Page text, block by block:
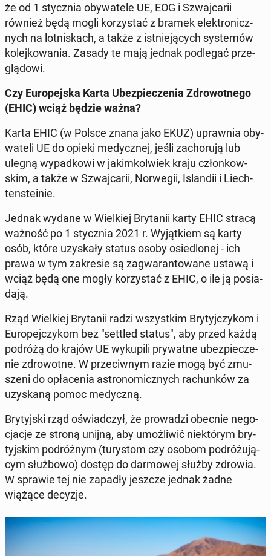
że od 1 stycz­nia oby­wa­te­le UE, EOG i Szwaj­ca­rii
również będą mogli ko­rzy­stać z bramek elek­tro­nicz­
nych na lot­ni­skach, a także z ist­nie­ją­cych sys­te­mów
ko­lej­ko­wa­nia. Zasady te mają jednak pod­le­gać prze­
glą­do­wi.
Czy Eu­ro­pej­ska Karta Ubez­pie­cze­nia Zdro­wot­ne­go
(EHIC) wciąż będzie ważna?
Karta EHIC (w Polsce znana jako EKUZ) upraw­nia oby­
wa­te­li UE do opieki me­dycz­nej, jeśli za­cho­ru­ją lub
ulegną wy­pad­ko­wi w ja­kim­kol­wiek kraju człon­kow­
skim, a także w Szwaj­ca­rii, Nor­we­gii, Is­lan­dii i Liech­
ten­ste­inie.
Jednak wydane w Wiel­kiej Bry­ta­nii karty EHIC stracą
ważność po 1 stycz­nia 2021 r. Wy­jąt­kiem są karty
osób, które uzy­ska­ły status osoby osie­dlo­nej - ich
prawa w tym za­kre­sie są za­gwa­ran­to­wa­ne ustawą i
wciąż będą one mogły ko­rzy­stać z EHIC, o ile ją po­sia­
da­ją.
Rząd Wiel­kiej Bry­ta­nii radzi wszyst­kim Bry­tyj­czy­kom i
Eu­ro­pej­czy­kom bez "settled status", aby przed każdą
podróżą do krajów UE wy­ku­pi­li pry­wat­ne ubez­pie­cze­
nie zdro­wot­ne. W prze­ciw­nym razie mogą być zmu­
sze­ni do opła­ce­nia astro­no­micz­nych ra­chun­ków za
uzy­ska­ną pomoc me­dycz­ną.
Bry­tyj­ski rząd oświad­czył, że pro­wa­dzi obecnie ne­go­
cja­cje ze stroną unijną, aby umoż­li­wić nie­któ­rym bry­
tyj­skim po­dróż­nym (tu­ry­stom czy osobom po­dró­żu­ją­
cym służ­bo­wo) dostęp do dar­mo­wej służby zdrowia.
W sprawie tej nie zapadły jeszcze jednak żadne
wiążące decyzje.